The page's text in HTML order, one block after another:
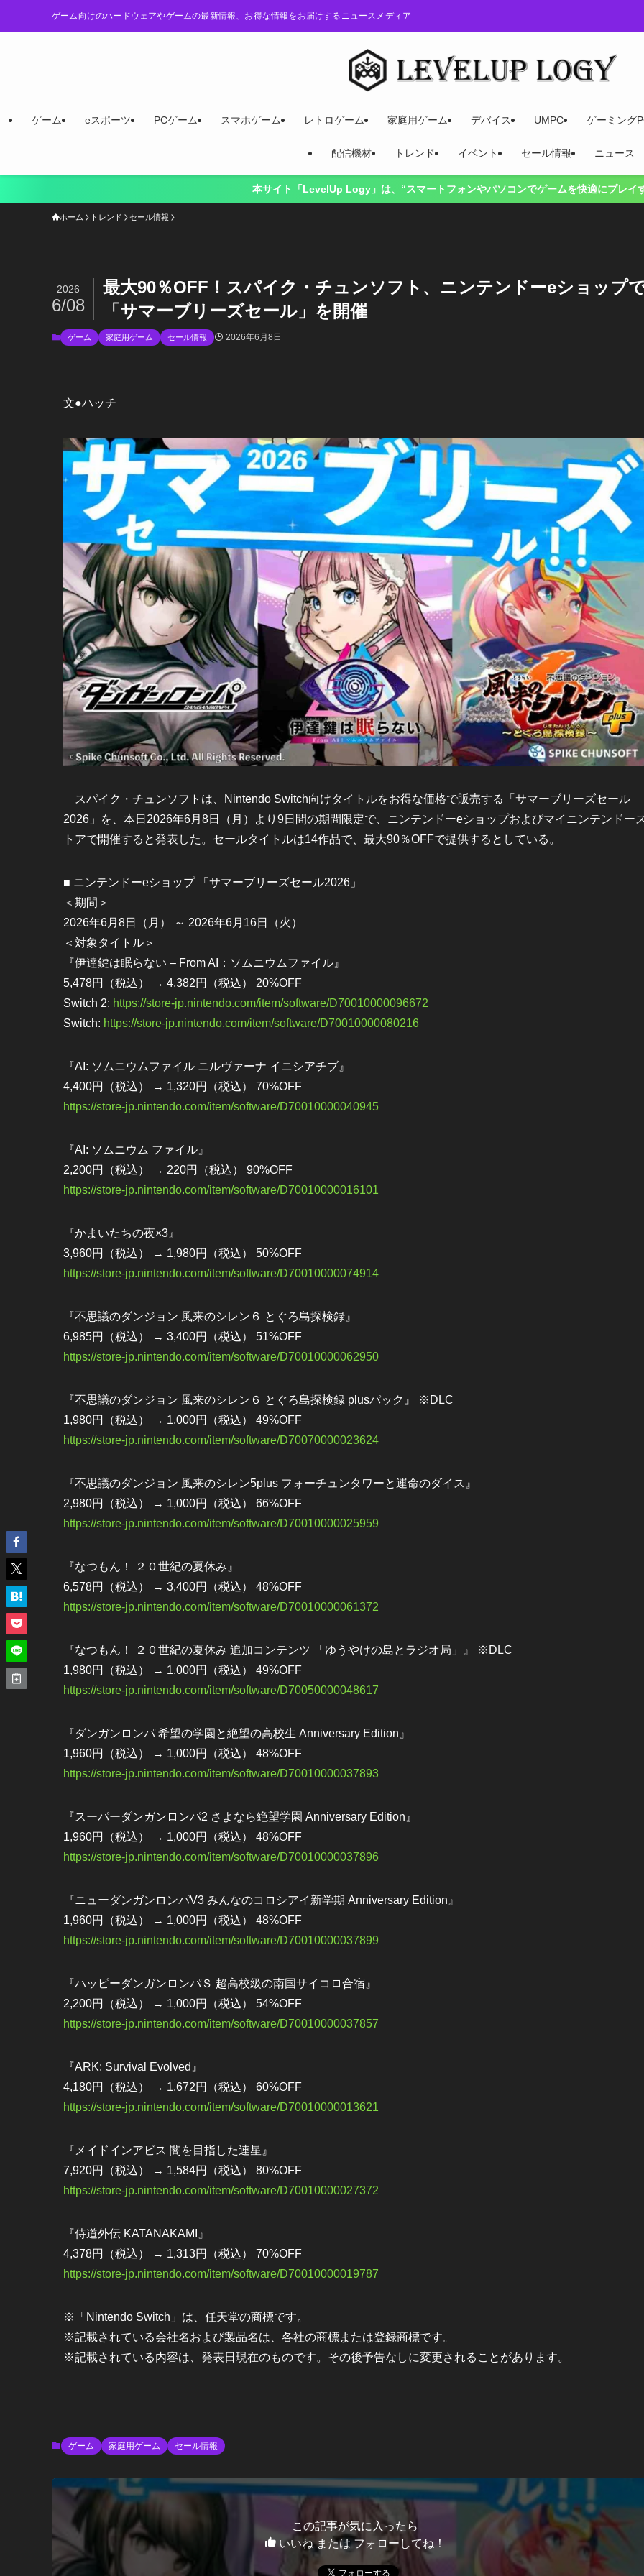
ゲーム向けのハードウェアやゲームの最新情報、お得な情報をお届けするニュースメディア
ゲーム eスポーツ PCゲーム スマホゲーム レトロゲーム 家庭用ゲーム デバイス UMPC ゲーミング
配信機材 トレンド イベント セール情報 ニュース
本サイト「LevelUp Logy」は、“スマートフォンやパソコンでゲームを快適にプレイするには？”をテーマに
ホーム トレンド セール情報
最大90％OFF！スパイク・チュンソフト、ニンテンドーeショップ
「サマーブリーズセール」を開催
2026
6/08
ゲーム 家庭用ゲーム セール情報 2026年6月8日
文●ハッチ
スパイク・チュンソフトは、Nintendo Switch向けタイトルをお得な価格で販売する「サマーブリーズセール
2026」を、本日2026年6月8日（月）より9日間の期間限定で、ニンテンドーeショップおよびマイニンテンドー
トアで開催すると発表した。セールタイトルは14作品で、最大90％OFFで提供するとしている。
■ ニンテンドーeショップ 「サマーブリーズセール2026」
＜期間＞
2026年6月8日（月） ～ 2026年6月16日（火）
＜対象タイトル＞
『伊達鍵は眠らない – From AI：ソムニウムファイル』
5,478円（税込） → 4,382円（税込） 20%OFF
Switch 2: https://store-jp.nintendo.com/item/software/D70010000096672
Switch: https://store-jp.nintendo.com/item/software/D70010000080216
『AI: ソムニウムファイル ニルヴァーナ イニシアチブ』
4,400円（税込） → 1,320円（税込） 70%OFF
https://store-jp.nintendo.com/item/software/D70010000040945
『AI: ソムニウム ファイル』
2,200円（税込） → 220円（税込） 90%OFF
https://store-jp.nintendo.com/item/software/D70010000016101
『かまいたちの夜×3』
3,960円（税込） → 1,980円（税込） 50%OFF
https://store-jp.nintendo.com/item/software/D70010000074914
『不思議のダンジョン 風来のシレン６ とぐろ島探検録』
6,985円（税込） → 3,400円（税込） 51%OFF
https://store-jp.nintendo.com/item/software/D70010000062950
『不思議のダンジョン 風来のシレン６ とぐろ島探検録 plusパック』 ※DLC
1,980円（税込） → 1,000円（税込） 49%OFF
https://store-jp.nintendo.com/item/software/D70070000023624
『不思議のダンジョン 風来のシレン5plus フォーチュンタワーと運命のダイス』
2,980円（税込） → 1,000円（税込） 66%OFF
https://store-jp.nintendo.com/item/software/D70010000025959
『なつもん！ ２０世紀の夏休み』
6,578円（税込） → 3,400円（税込） 48%OFF
https://store-jp.nintendo.com/item/software/D70010000061372
『なつもん！ ２０世紀の夏休み 追加コンテンツ 「ゆうやけの島とラジオ局」』 ※DLC
1,980円（税込） → 1,000円（税込） 49%OFF
https://store-jp.nintendo.com/item/software/D70050000048617
『ダンガンロンパ 希望の学園と絶望の高校生 Anniversary Edition』
1,960円（税込） → 1,000円（税込） 48%OFF
https://store-jp.nintendo.com/item/software/D70010000037893
『スーパーダンガンロンパ2 さよなら絶望学園 Anniversary Edition』
1,960円（税込） → 1,000円（税込） 48%OFF
https://store-jp.nintendo.com/item/software/D70010000037896
『ニューダンガンロンパV3 みんなのコロシアイ新学期 Anniversary Edition』
1,960円（税込） → 1,000円（税込） 48%OFF
https://store-jp.nintendo.com/item/software/D70010000037899
『ハッピーダンガンロンパＳ 超高校級の南国サイコロ合宿』
2,200円（税込） → 1,000円（税込） 54%OFF
https://store-jp.nintendo.com/item/software/D70010000037857
『ARK: Survival Evolved』
4,180円（税込） → 1,672円（税込） 60%OFF
https://store-jp.nintendo.com/item/software/D70010000013621
『メイドインアビス 闇を目指した連星』
7,920円（税込） → 1,584円（税込） 80%OFF
https://store-jp.nintendo.com/item/software/D70010000027372
『侍道外伝 KATANAKAMI』
4,378円（税込） → 1,313円（税込） 70%OFF
https://store-jp.nintendo.com/item/software/D70010000019787
※「Nintendo Switch」は、任天堂の商標です。
※記載されている会社名および製品名は、各社の商標または登録商標です。
※記載されている内容は、発表日現在のものです。その後予告なしに変更されることがあります。
ゲーム 家庭用ゲーム セール情報
この記事が気に入ったら
いいね または フォローしてね！